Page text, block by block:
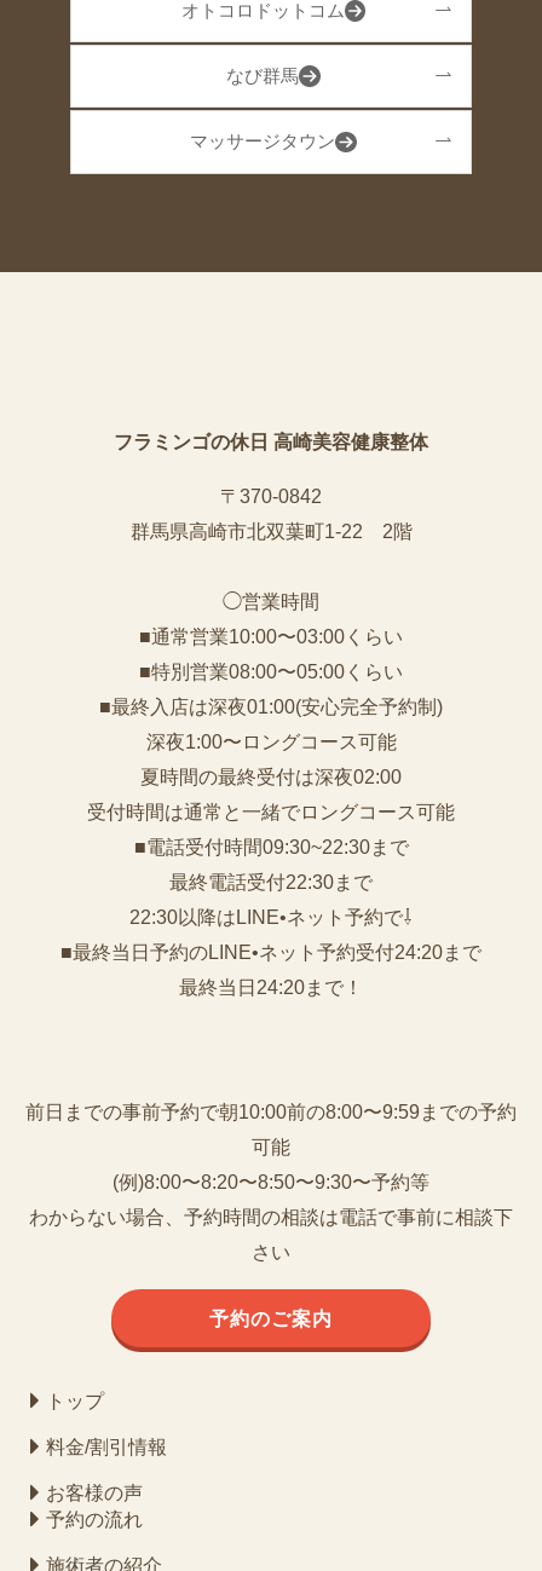
オトコロドットコム
なび群馬
マッサージタウン
フラミンゴの休日 高崎美容健康整体
〒370-0842
群馬県高崎市北双葉町1-22 2階
◯営業時間
■通常営業10:00〜03:00くらい
■特別営業08:00〜05:00くらい
■最終入店は深夜01:00(安心完全予約制)
深夜1:00〜ロングコース可能
夏時間の最終受付は深夜02:00
受付時間は通常と一緒でロングコース可能
■電話受付時間09:30~22:30まで
️最終電話受付22:30まで
22:30以降はLINE•ネット予約で⇩
■最終当日予約のLINE•ネット予約受付24:20まで
最終当日24:20まで！
前日までの事前予約で朝10:00前の8:00〜9:59までの予約
可能
(例)8:00〜8:20〜8:50〜9:30〜予約等
わからない場合、予約時間の相談は電話で事前に相談下
さい
予約のご案内
トップ
料金/割引情報
お客様の声
予約の流れ
施術者の紹介